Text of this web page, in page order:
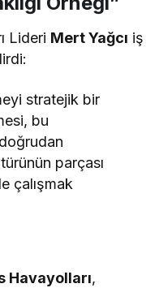
Lideri Mert Yağcı iş
stratejik bir
bu
parçası
çalışmak
Havayolları,